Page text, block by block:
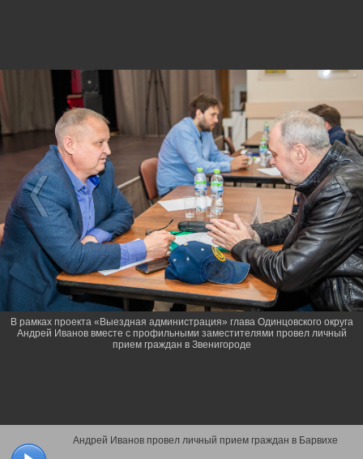
Андрей Иванов провел личный прием граждан в Барвихе
В рамках проекта «Выездная администрация» глава Одинцовского округа
Андрей Иванов вместе с профильными заместителями провел личный
прием граждан в Звенигороде